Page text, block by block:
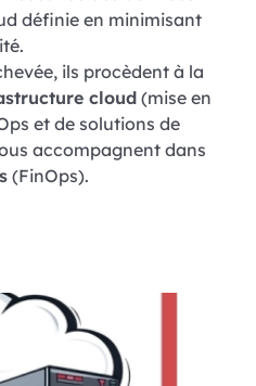
définie en minimisant
ils procèdent à la
cloud (mise en
et de solutions de
accompagnent dans
(FinOps).